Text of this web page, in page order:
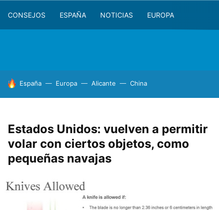
CONSEJOS ESPAÑA NOTICIAS EUROPA
HOY SE HABLA DE
España Europa Alicante China
Estados Unidos: vuelven a permitir
volar con ciertos objetos, como
pequeñas navajas